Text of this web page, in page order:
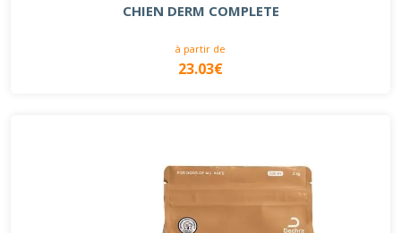
CHIEN DERM COMPLETE
à partir de
23.03€